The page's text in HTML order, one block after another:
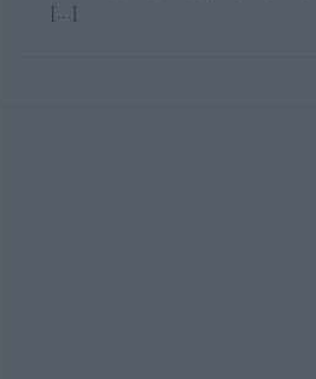
[…]